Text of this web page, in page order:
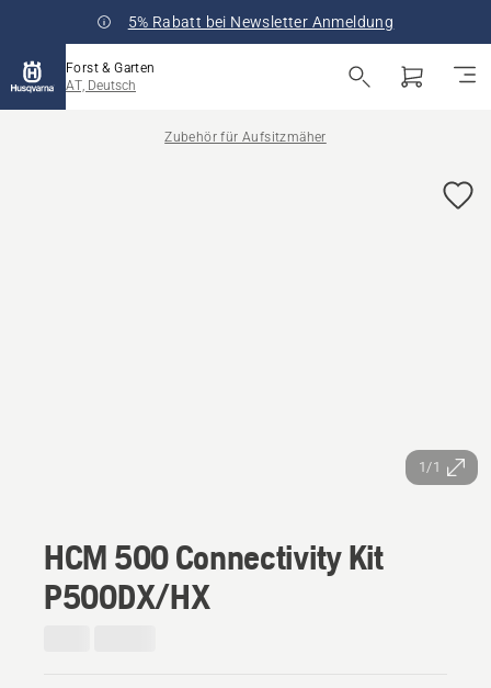
5% Rabatt bei Newsletter Anmeldung
Forst & Garten
AT, Deutsch
Zubehör für Aufsitzmäher
1/1
HCM 500 Connectivity Kit
P500DX/HX